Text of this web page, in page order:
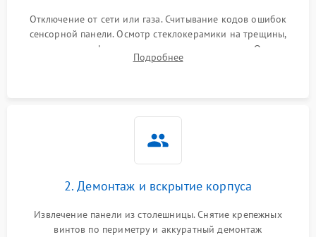
Отключение от сети или газа. Считывание кодов ошибок
сенсорной панели. Осмотр стеклокерамики на трещины,
проверка конфорок на равномерность нагрева. Опрос
клиента о симптомах (не включается, не видит посуду,
Подробнее
2. Демонтаж и вскрытие корпуса
Извлечение панели из столешницы. Снятие крепежных
винтов по периметру и аккуратный демонтаж